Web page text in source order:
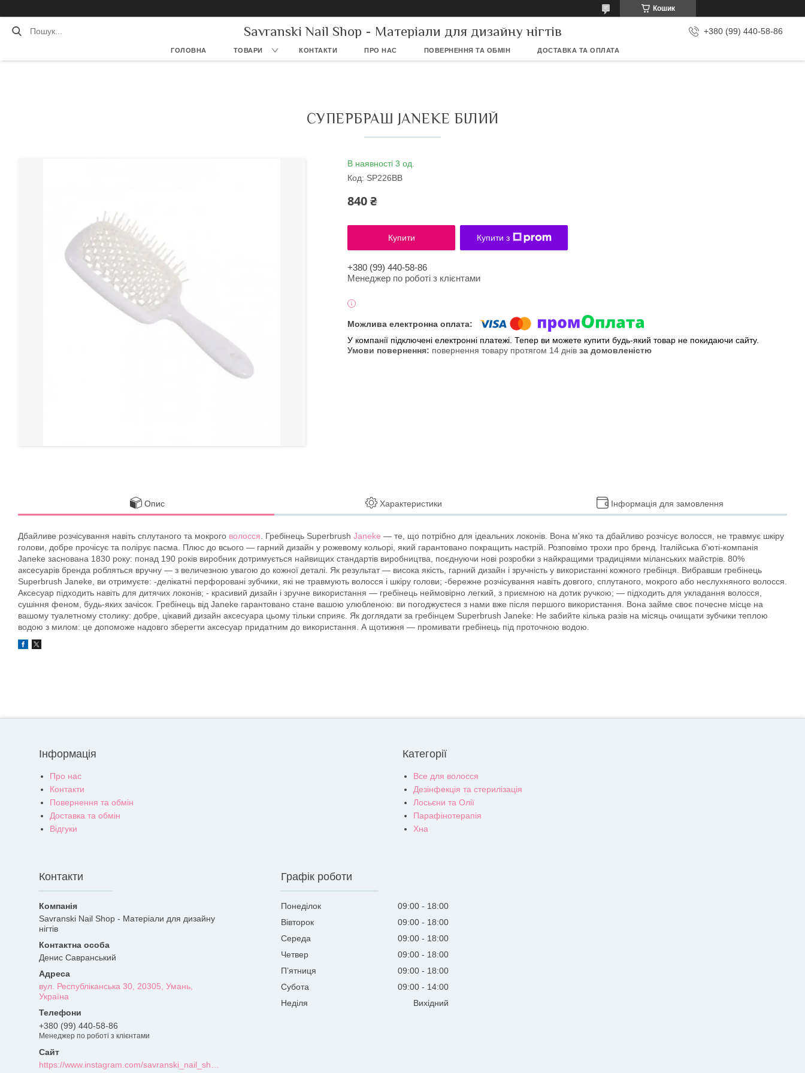
Кошик
Savranski Nail Shop - Матеріали для дизайну нігтів +380 (99) 440-58-86
ГОЛОВНА ТОВАРИ КОНТАКТИ ПРО НАС ПОВЕРНЕННЯ ТА ОБМІН ДОСТАВКА ТА ОПЛАТА
СУПЕРБРАШ JANEKE БІЛИЙ
В наявності 3 од.
Код: SP226BB
840 ₴
Купити Купити з
+380 (99) 440-58-86
Менеджер по роботі з клієнтами
У компанії підключені електронні платежі. Тепер ви можете купити будь-який товар не покидаючи сайту.
повернення товару протягом 14 днів за домовленістю
Опис Характеристики Інформація для замовлення
Дбайливе розчісування навіть сплутаного та мокрого волосся . Гребінець Superbrush Janeke — те, що потрібно для ідеальних локонів. Вона м'яко та дбайливо розчісує волосся, не травмує шкіру
голови, добре прочісує та полірує пасма. Плюс до всього — гарний дизайн у рожевому кольорі, який гарантовано покращить настрій. Розповімо трохи про бренд. Італійська б'юті-компанія
Janeke заснована 1830 року: понад 190 років виробник дотримується найвищих стандартів виробництва, поєднуючи нові розробки з найкращими традиціями міланських майстрів. 80%
аксесуарів бренда робляться вручну — з величезною увагою до кожної деталі. Як результат — висока якість, гарний дизайн і зручність у використанні кожного гребінця. Вибравши гребінець
Superbrush Janeke, ви отримуєте: -делікатні перфоровані зубчики, які не травмують волосся і шкіру голови; -бережне розчісування навіть довгого, сплутаного, мокрого або неслухняного волосся.
Аксесуар підходить навіть для дитячих локонів; - красивий дизайн і зручне використання — гребінець неймовірно легкий, з приємною на дотик ручкою; — підходить для укладання волосся,
сушіння феном, будь-яких зачісок. Гребінець від Janeke гарантовано стане вашою улюбленою: ви погоджуєтеся з нами вже після першого використання. Вона займе своє почесне місце на
вашому туалетному столику: добре, цікавий дизайн аксесуара цьому тільки сприяє. Як доглядати за гребінцем Superbrush Janeke: Не забийте кілька разів на місяць очищати зубчики теплою
водою з милом: це допоможе надовго зберегти аксесуар придатним до використання. А щотижня — промивати гребінець під проточною водою.
Інформація
Про нас
Контакти
Повернення та обмін
Доставка та обмін
Відгуки
Категорії
Все для волосся
Дезінфекція та стерилізація
Лосьєни та Олії
Парафінотерапія
Хна
Контакти
Savranski Nail Shop - Матеріали для дизайну
нігтів
Денис Савранський
вул. Республіканська 30, 20305, Умань,
Україна
+380 (99) 440-58-86
Менеджер по роботі з клієнтами
Графік роботи
Понеділок 09:00
18:00
Вівторок
09:00
18:00
Середа
09:00
18:00
Четвер
09:00
18:00
Пʼятниця
09:00
18:00
Субота
09:00
14:00
Неділя
Вихідний